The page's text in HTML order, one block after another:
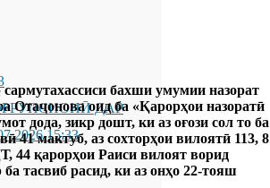
ДАР
15:33
бахши умумии назорат
оид ба «Қарорҳои назоратӣ
дода, зикр дошт, ки аз оғози сол то ба
41 мактуб, аз сохторҳои вилоятӣ 113, 8
44 қарорҳои Раиси вилоят ворид
тасвиб расид, ки аз онҳо 22-тояш